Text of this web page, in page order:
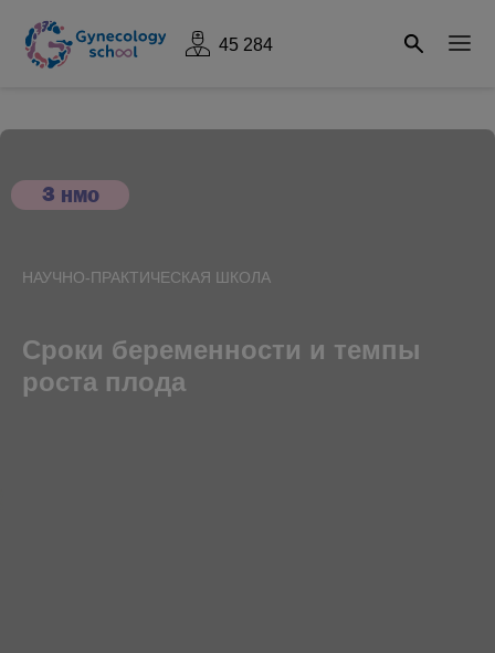
45 284
НАУЧНО-ПРАКТИЧЕСКАЯ ШКОЛА
3 НМО
Сроки беременности и темпы
роста плода